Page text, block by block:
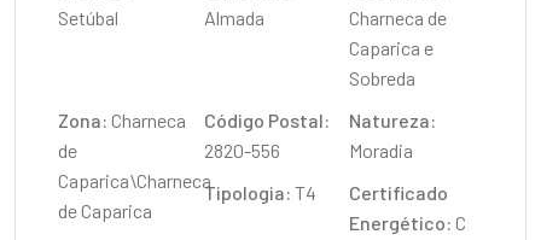
Setúbal
Almada
Charneca de
Caparica e
Sobreda
Zona: Charneca
de
Caparica\Charneca
de Caparica
Código Postal:
2820-556
Natureza:
Moradia
Tipologia: T4
Certificado
Energético: C